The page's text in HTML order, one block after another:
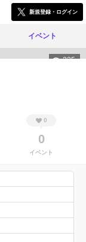
新規登録・ログイン
イベント
235
0
0
イベント